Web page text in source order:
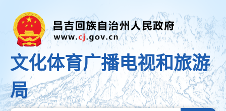
文化体育广播电视和旅游
局